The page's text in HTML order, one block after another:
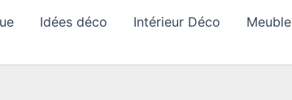
Idées déco Intérieur Déco Meuble